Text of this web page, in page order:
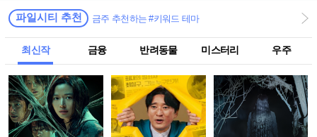
파일시티 추천 금주 추천하는 #키워드 테마
최신작 금융 반려동물 미스터리 우주